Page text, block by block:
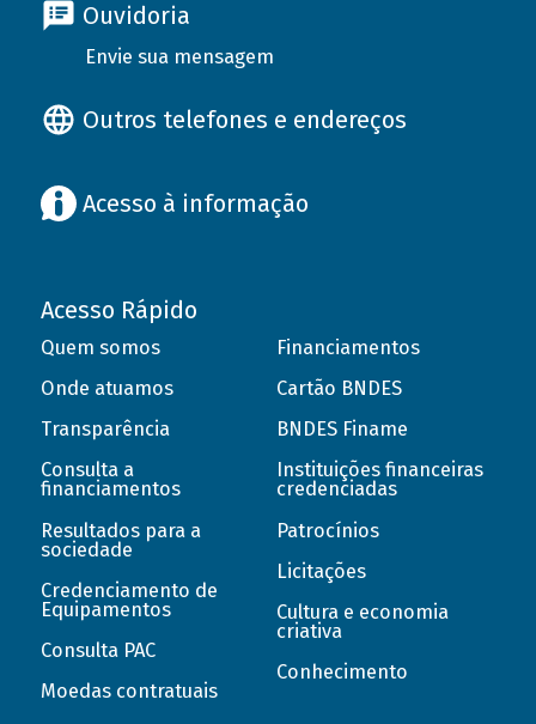
Ouvidoria
Envie sua mensagem
Outros telefones e endereços
Acesso à informação
Acesso Rápido
Quem somos
Onde atuamos
Transparência
Consulta a
financiamentos
Resultados para a
sociedade
Credenciamento de
Equipamentos
Consulta PAC
Moedas contratuais
Financiamentos
Cartão BNDES
BNDES Finame
Instituições financeiras
credenciadas
Patrocínios
Licitações
Cultura e economia
criativa
Conhecimento